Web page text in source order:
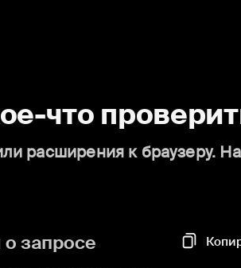
что
расширения к браузеру.
запросе